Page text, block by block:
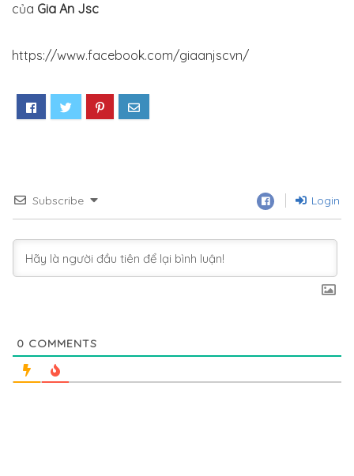
của Gia An Jsc
https://www.facebook.com/giaanjscvn/
Subscribe Login
0 COMMENTS